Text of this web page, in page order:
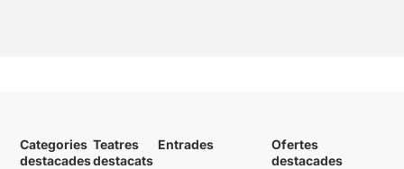
Categories
destacades
Teatres
destacats
Entrades
Ofertes
destacades